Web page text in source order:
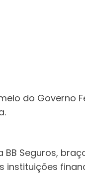
do Governo
Seguros,